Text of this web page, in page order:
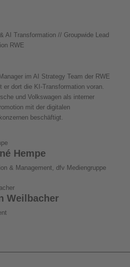
AI Transformation // Groupwide Lead
RWE
im AI Strategy Team der RWE
er dort die KI-Transformation voran.
und Volkswagen als interner
mit der digitalen
beschäftigt.
Hempe
& Management, dfv Mediengruppe
Weilbacher